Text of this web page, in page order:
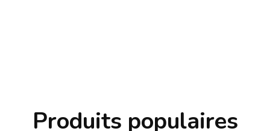
Produits populaires